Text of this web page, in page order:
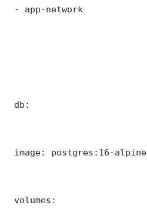
- app-network
db:
image: postgres:16-alpine
volumes: